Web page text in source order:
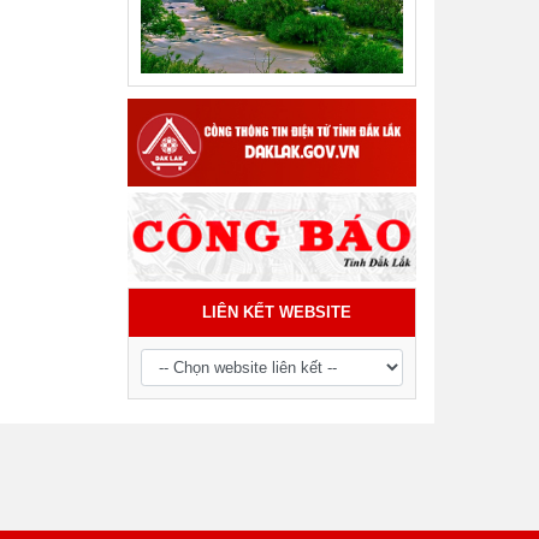
Tiểu phẩm audio spot Tiếng Ê đê -
TP21
LIÊN KẾT WEBSITE